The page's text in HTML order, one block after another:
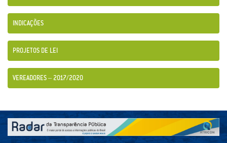
INDICAÇÕES
PROJETOS DE LEI
VEREADORES – 2017/2020